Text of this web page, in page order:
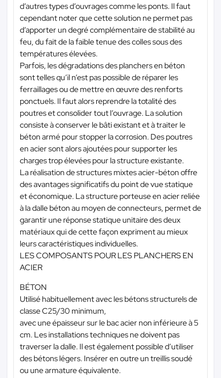
d’autres types d’ouvrages comme les ponts. Il faut
cependant noter que cette solution ne permet pas
d’apporter un degré complémentaire de stabilité au
feu, du fait de la faible tenue des colles sous des
températures élevées.
Parfois, les dégradations des planchers en béton
sont telles qu’il n’est pas possible de réparer les
ferraillages ou de mettre en œuvre des renforts
ponctuels. Il faut alors reprendre la totalité des
poutres et consolider tout l’ouvrage. La solution
consiste à conserver le bâti existant et à traiter le
béton armé pour stopper la corrosion. Des poutres
en acier sont alors ajoutées pour supporter les
charges trop élevées pour la structure existante.
La réalisation de structures mixtes acier-béton offre
des avantages significatifs du point de vue statique
et économique. La structure porteuse en acier reliée
à la dalle béton au moyen de connecteurs, permet de
garantir une réponse statique unitaire des deux
matériaux qui de cette façon expriment au mieux
leurs caractéristiques individuelles.
LES COMPOSANTS POUR LES PLANCHERS EN
ACIER
BÉTON
Utilisé habituellement avec les bétons structurels de
classe C25/30 minimum,
avec une épaisseur sur le bac acier non inférieure à 5
cm. Les installations techniques ne doivent pas
traverser la dalle. Il est également possible d’utiliser
des bétons légers. Insérer en outre un treillis soudé
ou une armature équivalente.